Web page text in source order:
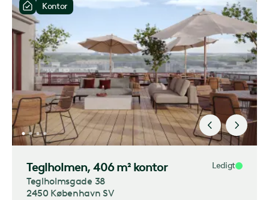
Kontor
Teglholmen, 406 m² kontor Ledigt
Teglholmsgade 38
2450 København SV